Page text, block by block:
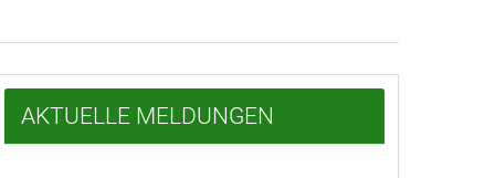
AKTUELLE MELDUNGEN